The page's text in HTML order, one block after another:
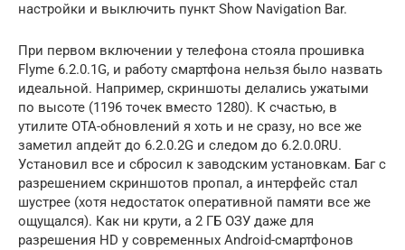
настройки и выключить пункт Show Navigation Bar.
При первом включении у телефона стояла прошивка
Flyme 6.2.0.1G, и работу смартфона нельзя было назвать
идеальной. Например, скриншоты делались ужатыми
по высоте (1196 точек вместо 1280). К счастью, в
утилите OTA-обновлений я хоть и не сразу, но все же
заметил апдейт до 6.2.0.2G и следом до 6.2.0.0RU.
Установил все и сбросил к заводским установкам. Баг с
разрешением скриншотов пропал, а интерфейс стал
шустрее (хотя недостаток оперативной памяти все же
ощущался). Как ни крути, а 2 ГБ ОЗУ даже для
разрешения HD у современных Android-смартфонов